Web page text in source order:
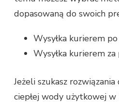
dopasowaną do swoich
Wysyłka kurierem po
Wysyłka kurierem
Jeżeli szukasz
ciepłej wody użytkowej w